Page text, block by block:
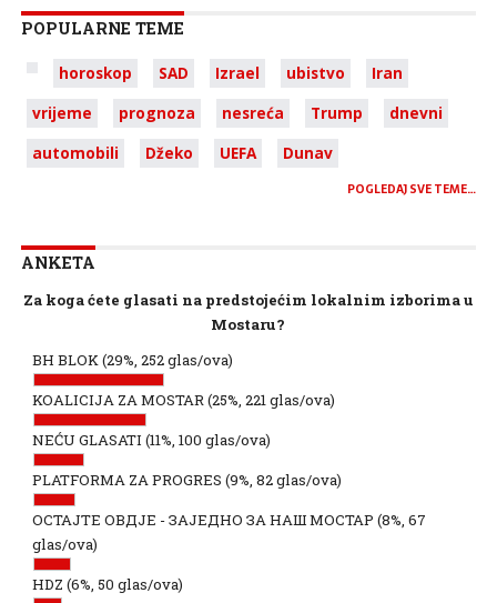
POPULARNE TEME
horoskop SAD Izrael ubistvo
Iran
vrijeme
prognoza nesreća Trump
dnevni
automobili
Džeko UEFA Dunav
POGLEDAJ SVE TEME…
ANKETA
Za koga ćete glasati na predstojećim lokalnim izborima u
Mostaru?
BH BLOK(29%, 252 glas/ova)
KOALICIJA ZA MOSTAR(25%, 221 glas/ova)
NEĆU GLASATI (11%, 100 glas/ova)
PLATFORMA ZA PROGRES (9%, 82 glas/ova)
ОСТАЈТЕ ОВДЈЕ - ЗАЈЕДНО ЗА НАШ МОСТАР (8%, 67
glas/ova)
HDZ (6%, 50 glas/ova)